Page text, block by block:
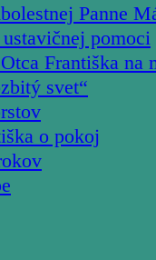
Panne
pomoci
Františka
svet“
o pokoj